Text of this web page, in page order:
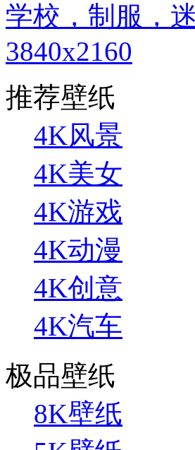
学校，制服，
3840x2160
推荐壁纸
4K风景
4K美女
4K游戏
4K动漫
4K创意
4K汽车
极品壁纸
8K壁纸